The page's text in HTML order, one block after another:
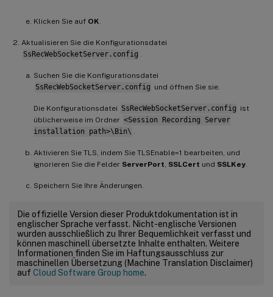
Klicken Sie auf OK.
Aktualisieren Sie die Konfigurationsdatei
SsRecWebSocketServer.config .
Suchen Sie die Konfigurationsdatei
SsRecWebSocketServer.config und öffnen Sie sie.
Die Konfigurationsdatei SsRecWebSocketServer.config ist
üblicherweise im Ordner <Session Recording Server
installation path>\Bin\ .
Aktivieren Sie TLS, indem Sie TLSEnable=1 bearbeiten, und
ignorieren Sie die Felder ServerPort, SSLCert und SSLKey.
Speichern Sie Ihre Änderungen.
Die offizielle Version dieser Produktdokumentation ist in
englischer Sprache verfasst. Nicht-englische Versionen
wurden ausschließlich zu Ihrer Bequemlichkeit verfasst und
können maschinell übersetzte Inhalte enthalten. Weitere
Informationen finden Sie im Haftungsausschluss zur
maschinellen Übersetzung (Machine Translation Disclaimer)
auf Cloud Software Group home.